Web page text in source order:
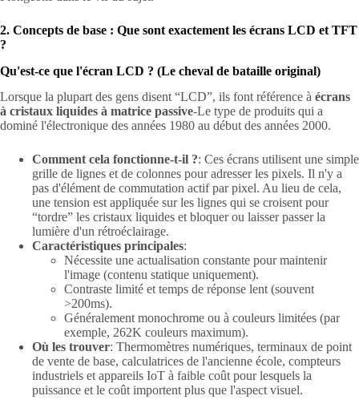
2. Concepts de base : Que sont exactement les écrans LCD et TFT
?
Qu'est-ce que l'écran LCD ? (Le cheval de bataille original)
Lorsque la plupart des gens disent “LCD”, ils font référence à écrans
à cristaux liquides à matrice passive-Le type de produits qui a
dominé l'électronique des années 1980 au début des années 2000.
Comment cela fonctionne-t-il ?: Ces écrans utilisent une simple
grille de lignes et de colonnes pour adresser les pixels. Il n'y a
pas d'élément de commutation actif par pixel. Au lieu de cela,
une tension est appliquée sur les lignes qui se croisent pour
“tordre” les cristaux liquides et bloquer ou laisser passer la
lumière d'un rétroéclairage.
Caractéristiques principales:
Nécessite une actualisation constante pour maintenir
l'image (contenu statique uniquement).
Contraste limité et temps de réponse lent (souvent
>200ms).
Généralement monochrome ou à couleurs limitées (par
exemple, 262K couleurs maximum).
Où les trouver: Thermomètres numériques, terminaux de point
de vente de base, calculatrices de l'ancienne école, compteurs
industriels et appareils IoT à faible coût pour lesquels la
puissance et le coût importent plus que l'aspect visuel.